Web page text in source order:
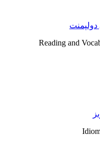
دولپمنت
Reading and